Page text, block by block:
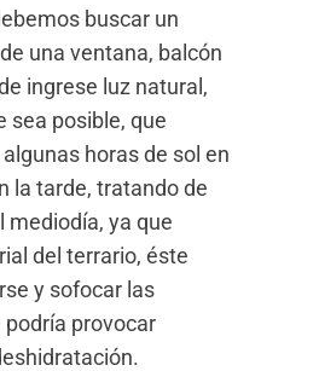
buscar un
una ventana, balcón
ingrese luz natural,
sea posible, que
horas de sol en
la tarde, tratando de
mediodía, ya que
del terrario, éste
y sofocar las
podría provocar